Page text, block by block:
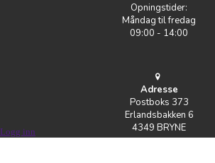
Opningstider:
Måndag til fredag
09:00 - 14:00
Adresse
Postboks 373
Erlandsbakken 6
4349 BRYNE
Logg inn